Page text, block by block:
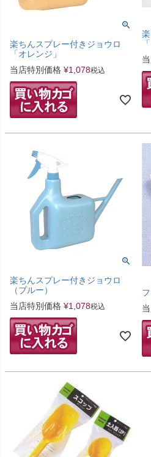
楽ちんスプレー付きジョウロ
「オレンジ」
当店特別価格 ¥1,078税込
楽ちんスプレー付きジョウロ
（ブルー）
当店特別価格 ¥1,078税込